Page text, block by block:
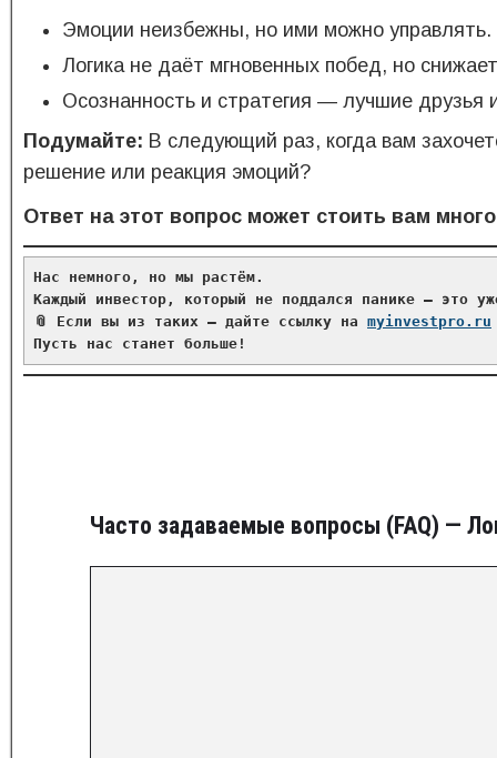
Эмоции неизбежны, но ими можно управлять.
Логика не даёт мгновенных побед, но
Осознанность и стратегия — лучшие друзья
Подумайте: В следующий раз, когда вам
решение или реакция эмоций?
Ответ на этот вопрос может стоить вам
Нас немного, но мы растём.
Каждый инвестор, который не поддался панике — это
📎 Если вы из таких — дайте ссылку на myinvestpro.ru
Пусть нас станет больше!
Часто задаваемые вопросы (FAQ) —